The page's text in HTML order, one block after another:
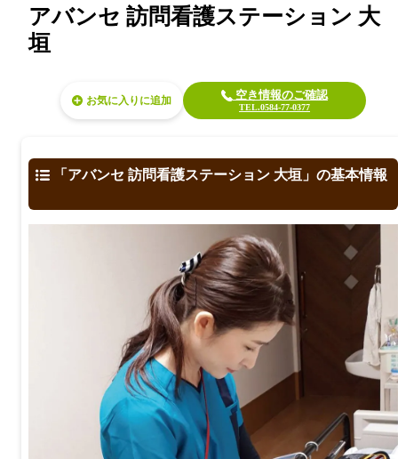
アバンセ 訪問看護ステーション 大
垣
お気に入り 空き情報のご確認
TEL.0584-77-0377
「アバンセ 訪問看護ステーション 大垣」の基本情報